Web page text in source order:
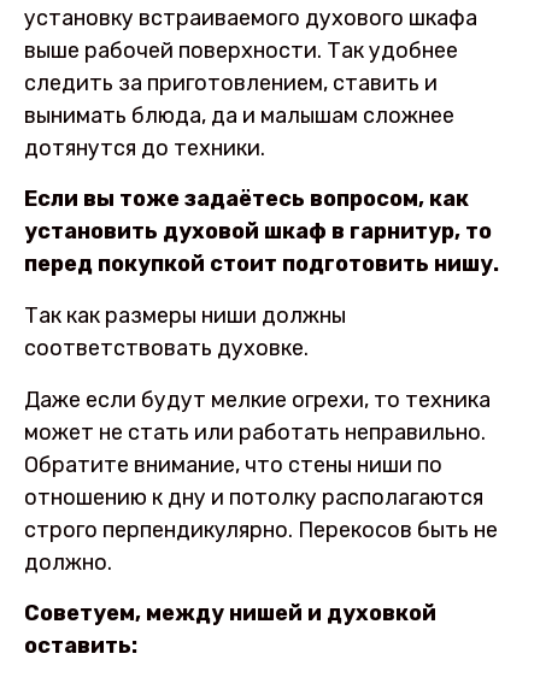
установку встраиваемого духового шкафа
выше рабочей поверхности. Так удобнее
следить за приготовлением, ставить и
вынимать блюда, да и малышам сложнее
дотянутся до техники.
Если вы тоже задаётесь вопросом, как
установить духовой шкаф в гарнитур, то
перед покупкой стоит подготовить нишу.
Так как размеры ниши должны
соответствовать духовке.
Даже если будут мелкие огрехи, то техника
может не стать или работать неправильно.
Обратите внимание, что стены ниши по
отношению к дну и потолку располагаются
строго перпендикулярно. Перекосов быть не
должно.
Советуем, между нишей и духовкой
оставить: